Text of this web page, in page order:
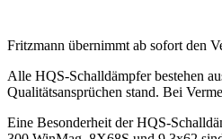
Fritzmann übernimmt ab sofort den
Alle HQS-Schalldämpfer bestehen
Qualitätsansprüchen stand. Bei
Eine Besonderheit der HQS-